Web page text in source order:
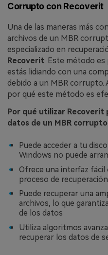
Corrupto con Recoverit󠀲󠀡󠀩󠀣󠀡󠀩󠀢󠀦󠀢󠀳
Una de las maneras más
archivos de un MBR
especializado en
Recoverit.󠀲󠀡󠀩󠀣󠀡󠀩󠀢󠀩󠀡󠀳󠀰 Este método
estás lidiando con una
debido a un MBR corrupto.󠀲󠀡󠀩󠀣󠀡󠀩󠀢󠀩󠀢󠀳󠀰
por qué este método es
Por qué utilizar Recoverit
datos de un MBR
Puede acceder a tu
Windows no puede
Ofrece una interfaz fácil
proceso de
Puede recuperar una
archivos, lo que
de los datos
Utiliza algoritmos
recuperar los datos de